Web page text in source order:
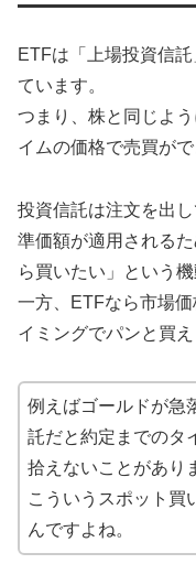
ETFは「上場投資信
ています。
つまり、株と同じよ
イムの価格で売買が
投資信託は注文を出
準価額が適用される
ら買いたい」という
一方、ETFなら市場
イミングでパンと買え
例えばゴールドが急
託だと約定までのタ
拾えないことがあり
こういうスポット買
んですよね。